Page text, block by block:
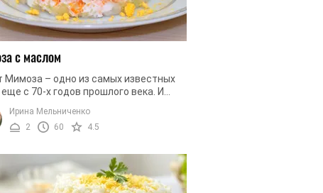
с маслом
Мимоза – одно из самых известных
с 70-х годов прошлого века. И
миновало много времени, но он не
популярности и является ...
Ирина Мельниченко
2
60 4.5